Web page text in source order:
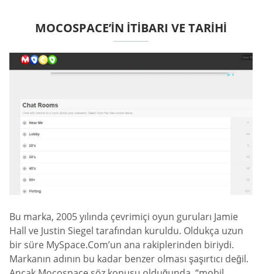
MOCOSPACE’IN İTIBARI VE TARIHI
Bu marka, 2005 yılında çevrimiçi oyun guruları Jamie
Hall ve Justin Siegel tarafından kuruldu. Oldukça uzun
bir süre MySpace.Com’un ana rakiplerinden biriydi.
Markanın adının bu kadar benzer olması şaşırtıcı değil.